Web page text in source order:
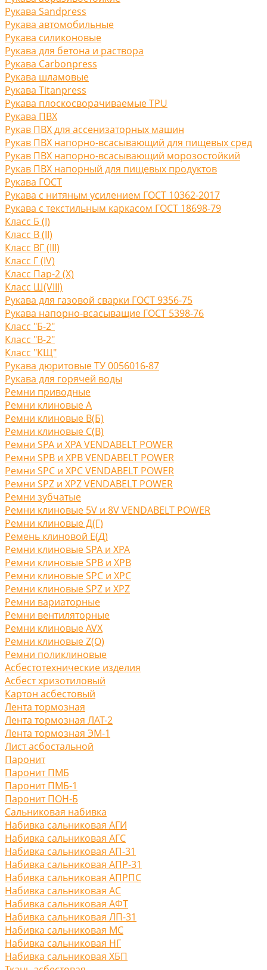
Рукава Sandpress
Рукава автомобильные
Рукава силиконовые
Рукава для бетона и раствора
Рукава Carbonpress
Рукава шламовые
Рукава Titanpress
Рукава плоскосворачиваемые TPU
Рукава ПВХ
Рукав ПВХ для ассенизаторных машин
Рукав ПВХ напорно-всасывающий для пищевых сред
Рукав ПВХ напорно-всасывающий морозостойкий
Рукав ПВХ напорный для пищевых продуктов
Рукава ГОСТ
Рукава с нитяным усилением ГОСТ 10362-2017
Рукава с текстильным каркасом ГОСТ 18698-79
Класс Б (I)
Класс В (II)
Класс ВГ (III)
Класс Г (IV)
Класс Пар-2 (X)
Класс Ш(VIII)
Рукава для газовой сварки ГОСТ 9356-75
Рукава напорно-всасыващие ГОСТ 5398-76
Класс "Б-2"
Класс "В-2"
Класс "КЩ"
Рукава дюритовые ТУ 0056016-87
Рукава для горячей воды
Ремни приводные
Ремни клиновые A
Ремни клиновые В(Б)
Ремни клиновые С(B)
Ремни SPA и XPA VENDABELT POWER
Ремни SPB и XPB VENDABELT POWER
Ремни SPC и XPC VENDABELT POWER
Ремни SPZ и XPZ VENDABELT POWER
Ремни зубчатые
Ремни клиновые 5V и 8V VENDABELT POWER
Ремни клиновые Д(Г)
Ремень клиновой Е(Д)
Ремни клиновые SPA и XPA
Ремни клиновые SPB и XPB
Ремни клиновые SPC и XPC
Ремни клиновые SPZ и XPZ
Ремни вариаторные
Ремни вентиляторные
Ремни клиновые AVX
Ремни клиновые Z(O)
Ремни поликлиновые
Асбестотехнические изделия
Асбест хризотиловый
Картон асбестовый
Лента тормозная
Лента тормозная ЛАТ-2
Лента тормозная ЭМ-1
Лист асбостальной
Паронит
Паронит ПМБ
Паронит ПМБ-1
Паронит ПОН-Б
Сальниковая набивка
Набивка сальниковая АГИ
Набивка сальниковая АГС
Набивка сальниковая АП-31
Набивка сальниковая АПР-31
Набивка сальниковая АПРПС
Набивка сальниковая АС
Набивка сальниковая АФТ
Набивка сальниковая ЛП-31
Набивка сальниковая МС
Набивка сальниковая НГ
Набивка сальниковая ХБП